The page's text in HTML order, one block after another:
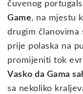
čuvenog
Game, na mjestu
drugim članovima
prije polaska na
promijeniti tok
Vasko da Gama
sa nekoliko